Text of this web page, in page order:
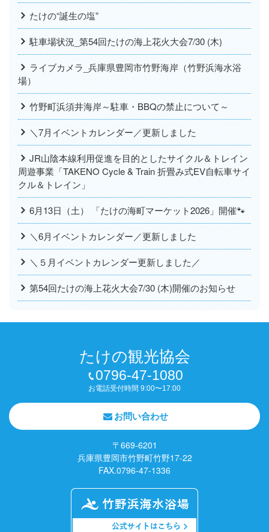
たけの“誕生の塩”
駐車場状況_第54回たけの海上花火大会7/30 (木)
ライブカメラ_兵庫県豊岡市竹野海岸（竹野浜海水浴
場）
竹野町浜須井海岸～駐車・BBQの禁止について～
＼7月イベントカレンダー／更新しました
JR山陰本線利用促進を目的としたサイクル＆トレイン
周遊事業「TAKENO Cycle & Train 折畳み式EV自転車サイ
クル＆トレイン」
6月13日（土） 「たけの海町マーケット2026」開催🐾
＼6月イベントカレンダー／更新しました
＼５月イベントカレンダー更新しました／
第54回たけの海上花火大会7/30 (木)開催のお知らせ
たけの観光協会
0796-47-1080
お電話受付時間 9:00〜17:00
お問い合わせ
〒669-6201
兵庫県豊岡市竹野町竹野17-22
FAX.0796-47-1336